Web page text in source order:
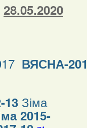
28.05.2020
ВЯСНА-
13 Зіма
2015-